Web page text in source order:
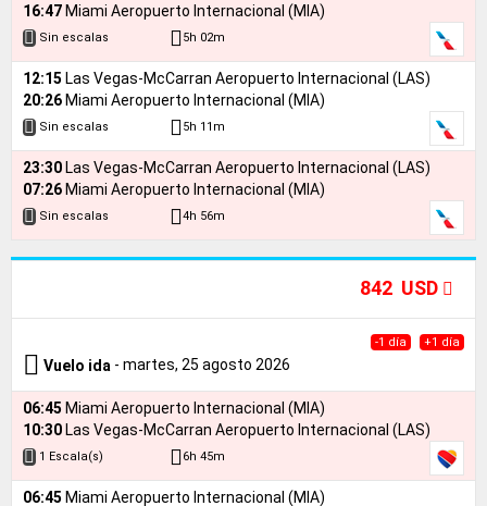
16:47 Miami Aeropuerto Internacional (MIA)
Sin escalas 5h 02m
12:15 Las Vegas-McCarran Aeropuerto Internacional (LAS)
20:26 Miami Aeropuerto Internacional (MIA)
Sin escalas 5h 11m
23:30 Las Vegas-McCarran Aeropuerto Internacional (LAS)
07:26 Miami Aeropuerto Internacional (MIA)
Sin escalas 4h 56m
842 USD
-1 día +1 día
Vuelo ida - martes, 25 agosto 2026
06:45 Miami Aeropuerto Internacional (MIA)
10:30 Las Vegas-McCarran Aeropuerto Internacional (LAS)
1 Escala(s) 6h 45m
06:45 Miami Aeropuerto Internacional (MIA)